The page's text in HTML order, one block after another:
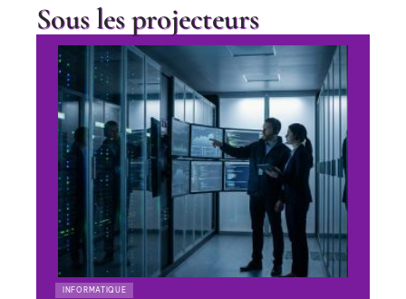
Sous les projecteurs
INFORMATIQUE